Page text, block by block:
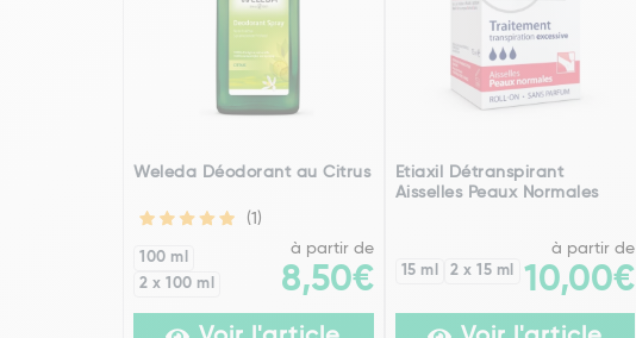
Weleda Déodorant au Citrus
(1)
100 ml
2 x 100 ml
à partir de
8,50€
Etiaxil Détranspirant
Aisselles Peaux Normales
15 ml 2 x 15 ml
à partir de
10,00€